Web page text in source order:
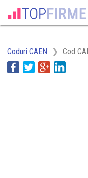
Coduri CAEN Cod